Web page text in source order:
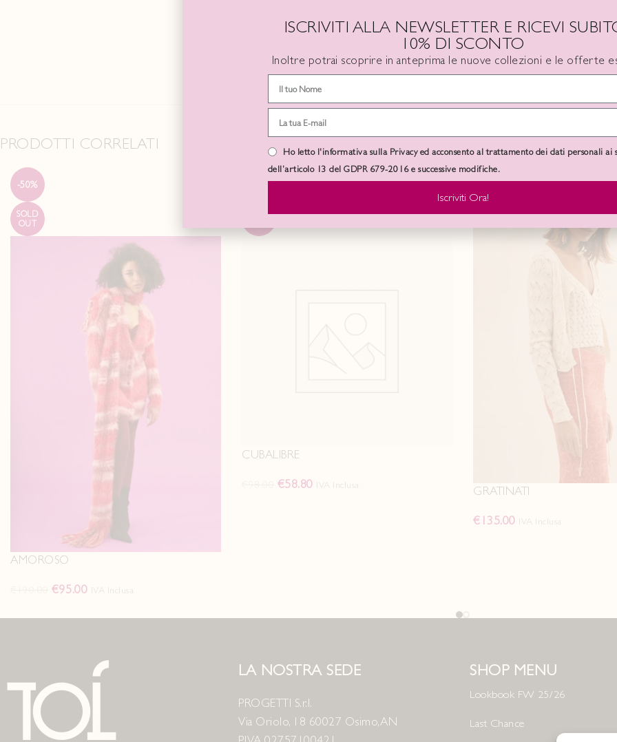
COLORE
PRODOTTI CORRELATI
-50%
SOLD
OUT
AMOROSO
€95.00
-40%
SOLD
CUBALIBRE
€58.80 GRATINATI
€ 135.00
LA NOSTRA SEDE
PROGETTI S.r.l.
Via Oriolo, 18 60027 Osimo, AN
SHOP MENU
Lookbook FW 25/26
Last Chance
ISCRIVITI ALLA NEWSLETTER E RICEVI
10% DI SCONTO
Inoltre potrai scoprire in anteprima le nuove collezioni e le offerte
Ho letto l'informativa sulla Privacy ed acconsento al trattamento dei dati personali ai
dell’articolo 13 del GDPR 679-2016 e successive modifiche.
Iscriviti Ora!